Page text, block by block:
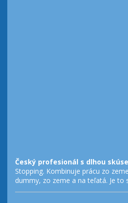
Český profesionál s dlhou
Stopping. Kombinuje prácu zo
dummy, zo zeme a na teľatá. Je